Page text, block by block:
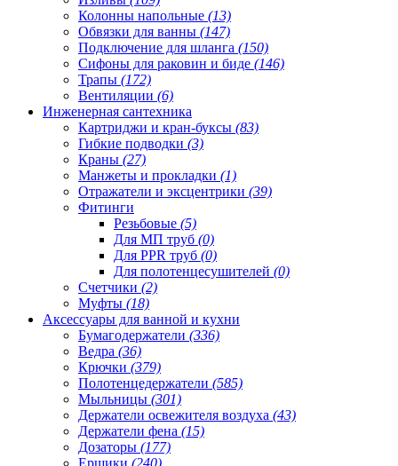
Колонны напольные (13)
Обвязки для ванны (147)
Подключение для шланга (150)
Сифоны для раковин и биде (146)
Трапы (172)
Вентиляции (6)
Инженерная сантехника
Картриджи и кран-буксы (83)
Гибкие подводки (3)
Краны (27)
Манжеты и прокладки (1)
Отражатели и эксцентрики (39)
Фитинги
Резьбовые (5)
Для МП труб (0)
Для PPR труб (0)
Для полотенцесушителей (0)
Счетчики (2)
Муфты (18)
Аксессуары для ванной и кухни
Бумагодержатели (336)
Ведра (36)
Крючки (379)
Полотенцедержатели (585)
Мыльницы (301)
Держатели освежителя воздуха (43)
Держатели фена (15)
Дозаторы (177)
Ершики (240)